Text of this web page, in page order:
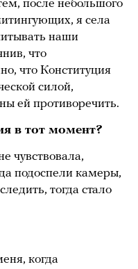
после небольшого
я села
наши
что
что Конституция
силой,
ей противоречить.
в тот момент?
чувствовала,
подоспели камеры,
тогда стало
когда